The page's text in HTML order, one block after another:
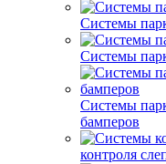
Системы
Системы
Системы
бамперов
контроля